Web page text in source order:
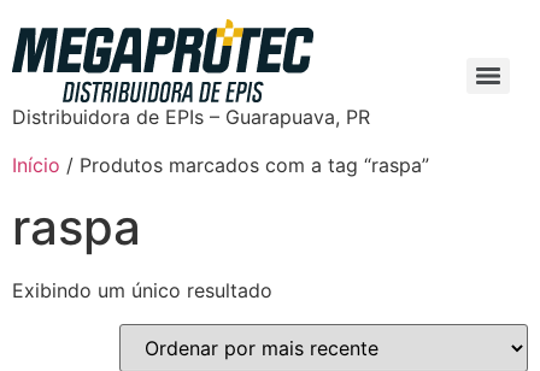
Distribuidora de EPIs – Guarapuava, PR
Início / Produtos marcados com a tag “raspa”
raspa
Exibindo um único resultado